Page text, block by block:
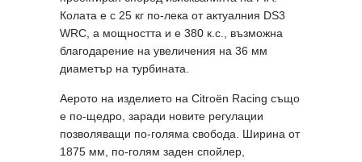
Колата е с 25 кг по-лека от актуалния DS3
WRC, a мощността и е 380 к.с., възможна
благодарение на увеличения на 36 мм
диаметър на турбината.
Аерото на изделието на Citroën Racing също
е по-щедро, заради новите регулации
позволяващи по-голяма свобода. Ширина от
1875 мм, по-голям заден спойлер,